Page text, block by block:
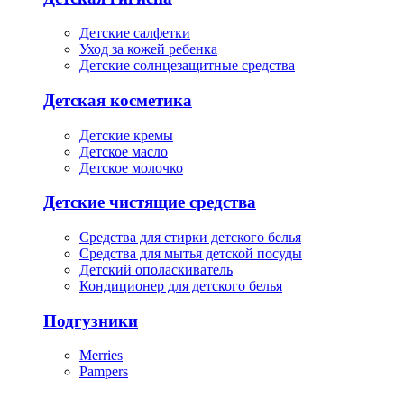
Детские салфетки
Уход за кожей ребенка
Детские солнцезащитные средства
Детская косметика
Детские кремы
Детское масло
Детское молочко
Детские чистящие средства
Средства для стирки детского белья
Средства для мытья детской посуды
Детский ополаскиватель
Кондиционер для детского белья
Подгузники
Merries
Pampers